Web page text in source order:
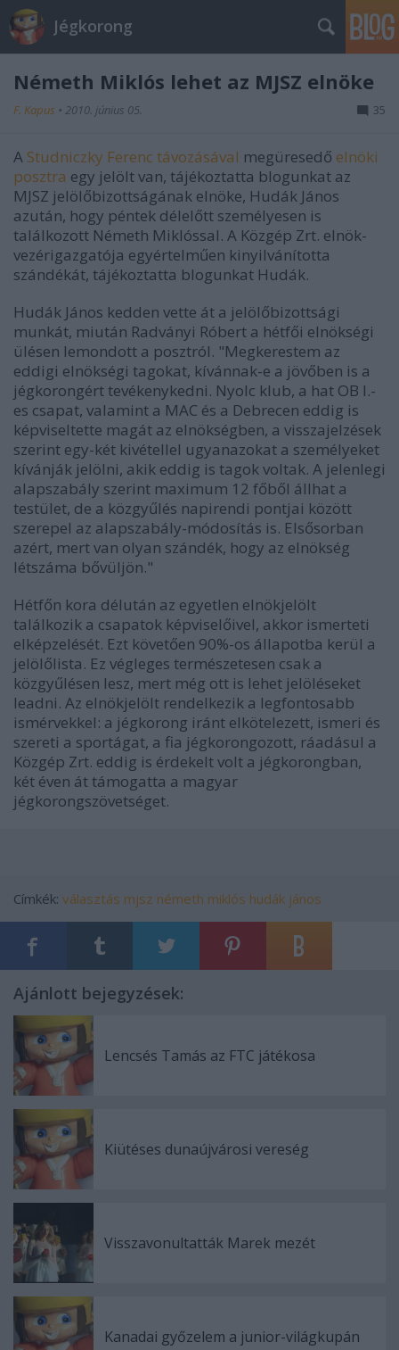
Jégkorong
Németh Miklós lehet az MJSZ elnöke
F. Kapus • 2010. június 05. 35
A Studniczky Ferenc távozásával megüresedő elnöki
posztra egy jelölt van, tájékoztatta blogunkat az
MJSZ jelölőbizottságának elnöke, Hudák János
azután, hogy péntek délelőtt személyesen is
találkozott Németh Miklóssal. A Közgép Zrt. elnök-
vezérigazgatója egyértelműen kinyilvánította
szándékát, tájékoztatta blogunkat Hudák.
Hudák János kedden vette át a jelölőbizottsági
munkát, miután Radványi Róbert a hétfői elnökségi
ülésen lemondott a posztról. "Megkerestem az
eddigi elnökségi tagokat, kívánnak-e a jövőben is a
jégkorongért tevékenykedni. Nyolc klub, a hat OB I.-
es csapat, valamint a MAC és a Debrecen eddig is
képviseltette magát az elnökségben, a visszajelzések
szerint egy-két kivétellel ugyanazokat a személyeket
kívánják jelölni, akik eddig is tagok voltak. A jelenlegi
alapszabály szerint maximum 12 főből állhat a
testület, de a közgyűlés napirendi pontjai között
szerepel az alapszabály-módosítás is. Elsősorban
azért, mert van olyan szándék, hogy az elnökség
létszáma bővüljön."
Hétfőn kora délután az egyetlen elnökjelölt
találkozik a csapatok képviselőivel, akkor ismerteti
elképzelését. Ezt követően 90%-os állapotba kerül a
jelölőlista. Ez végleges természetesen csak a
közgyűlésen lesz, mert még ott is lehet jelöléseket
leadni. Az elnökjelölt rendelkezik a legfontosabb
ismérvekkel: a jégkorong iránt elkötelezett, ismeri és
szereti a sportágat, a fia jégkorongozott, ráadásul a
Közgép Zrt. eddig is érdekelt volt a jégkorongban,
két éven át támogatta a magyar
jégkorongszövetséget.
Címkék: választás mjsz németh miklós hudák jános
Ajánlott bejegyzések:
Lencsés Tamás az FTC játékosa
Kiütéses dunaújvárosi vereség
Visszavonultatták Marek mezét
Kanadai győzelem a junior-világkupán